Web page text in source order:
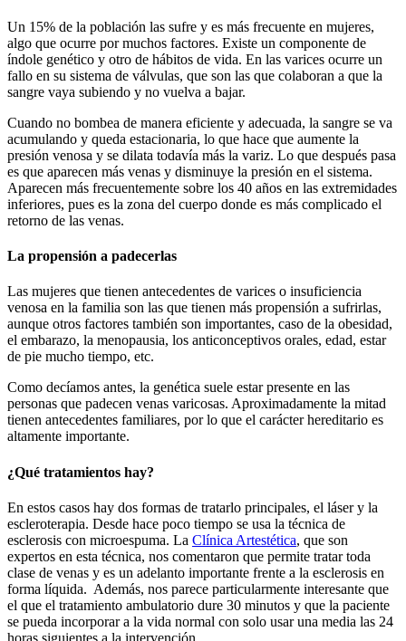
Un 15% de la población las sufre y es más frecuente en mujeres,
algo que ocurre por muchos factores. Existe un componente de
índole genético y otro de hábitos de vida. En las varices ocurre un
fallo en su sistema de válvulas, que son las que colaboran a que la
sangre vaya subiendo y no vuelva a bajar.
Cuando no bombea de manera eficiente y adecuada, la sangre se va
acumulando y queda estacionaria, lo que hace que aumente la
presión venosa y se dilata todavía más la variz. Lo que después pasa
es que aparecen más venas y disminuye la presión en el sistema.
Aparecen más frecuentemente sobre los 40 años en las extremidades
inferiores, pues es la zona del cuerpo donde es más complicado el
retorno de las venas.
La propensión a padecerlas
Las mujeres que tienen antecedentes de varices o insuficiencia
venosa en la familia son las que tienen más propensión a sufrirlas,
aunque otros factores también son importantes, caso de la obesidad,
el embarazo, la menopausia, los anticonceptivos orales, edad, estar
de pie mucho tiempo, etc.
Como decíamos antes, la genética suele estar presente en las
personas que padecen venas varicosas. Aproximadamente la mitad
tienen antecedentes familiares, por lo que el carácter hereditario es
altamente importante.
¿Qué tratamientos hay?
En estos casos hay dos formas de tratarlo principales, el láser y la
escleroterapia. Desde hace poco tiempo se usa la técnica de
esclerosis con microespuma. La Clínica Artestética, que son
expertos en esta técnica, nos comentaron que permite tratar toda
clase de venas y es un adelanto importante frente a la esclerosis en
forma líquida. Además, nos parece particularmente interesante que
el que el tratamiento ambulatorio dure 30 minutos y que la paciente
se pueda incorporar a la vida normal con solo usar una media las 24
horas siguientes a la intervención.